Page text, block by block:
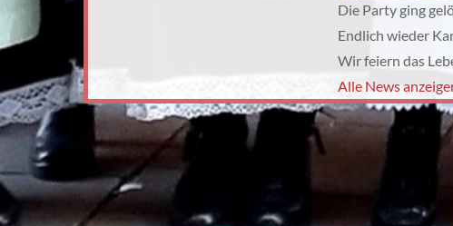
Die Party ging
Endlich wieder
Wir feiern das
Alle News